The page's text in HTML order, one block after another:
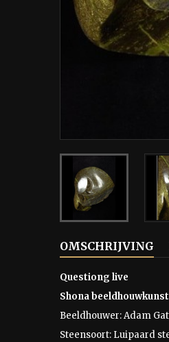
OMSCHRIJVING
Questiong live
Shona
Beeldhouwer: Adam
Steensoort: Luipaard